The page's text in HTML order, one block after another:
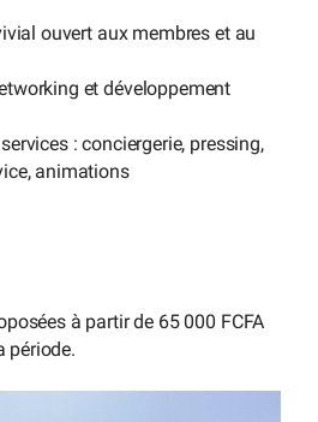
ouvert aux membres et au
et développement
: conciergerie, pressing,
animations
à partir de 65 000 FCFA
période.